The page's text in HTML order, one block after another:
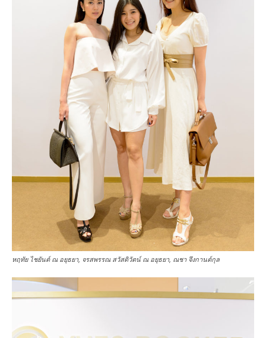
หฤทัย ไชยันต์ ณ อยุธยา, จรสพรรณ สวัสดิวัตน์ ณ อยุธยา, ณชา จึงกานต์กุล